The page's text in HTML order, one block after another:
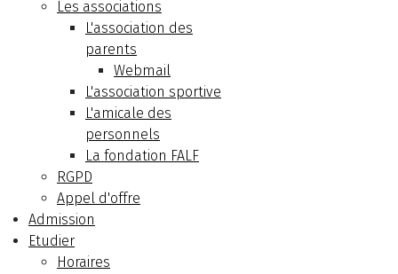
Les associations
L'association des
parents
Webmail
L'association sportive
L'amicale des
personnels
La fondation FALF
RGPD
Appel d'offre
Admission
Etudier
Horaires